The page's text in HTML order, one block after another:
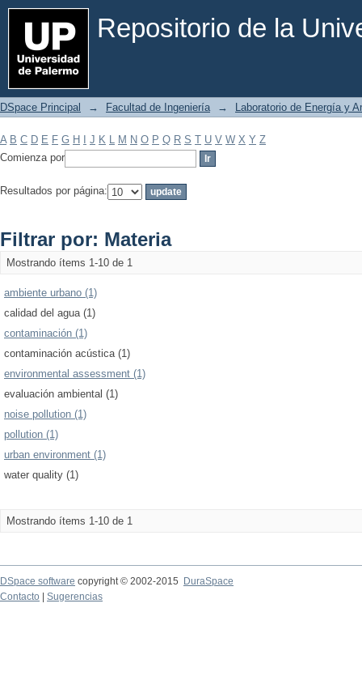
Repositorio de la
Filtrar por: Materia
DSpace Principal → Facultad de Ingeniería → Laboratorio de Energía y
A B C D E F G H J K L M N O P Q R S T U V W X Y Z
Comienza por
Resultados por página:
Filtrar por: Materia
Mostrando ítems 1-10 de 1
ambiente urbano (1)
calidad del agua (1)
contaminación (1)
contaminación acústica (1)
environmental assessment (1)
evaluación ambiental (1)
noise pollution (1)
pollution (1)
urban environment (1)
water quality (1)
Mostrando ítems 1-10 de 1
DSpace software copyright © 2002-2015
DuraSpace
Contacto
Sugerencias